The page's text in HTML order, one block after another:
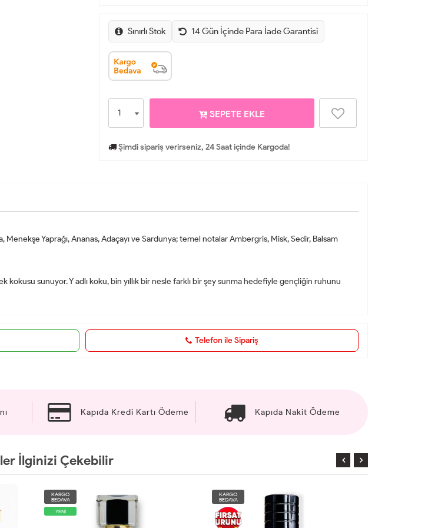
Sınırlı Stok 14 Gün İçinde Para İade Garantisi
SEPETE EKLE
Şimdi sipariş verirseniz, 24 Saat içinde Kargoda!
Yaprağı, Ananas, Adaçayı ve Sardunya; temel notalar Ambergris, Misk, Sedir, Balsam
sunuyor. Y adlı koku, bin yıllık bir nesle farklı bir şey sunma hedefiyle gençliğin ruhunu
Telefon ile Sipariş
Kapıda Kredi Kartı Ödeme Kapıda Nakit Ödeme
İlginizi Çekebilir
KARGO
BEDAVA
YENİ
KARGO
BEDAVA